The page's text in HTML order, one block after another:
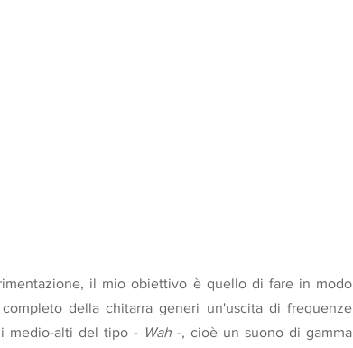
il mio obiettivo è quello di fare in modo
della chitarra generi un'uscita di frequenze
medio-alti del tipo - Wah -, cioè un suono di gamma